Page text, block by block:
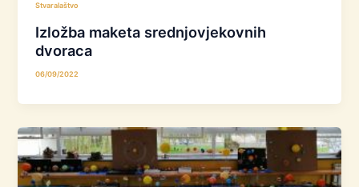
Stvaralaštvo
Izložba maketa srednjovjekovnih
dvoraca
06/09/2022